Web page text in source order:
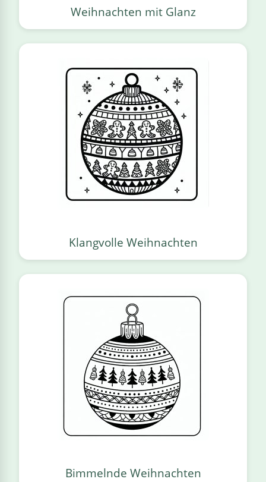
Weihnachten mit Glanz
Klangvolle Weihnachten
Bimmelnde Weihnachten